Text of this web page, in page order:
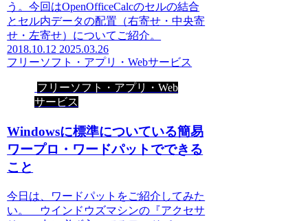
う。今回はOpenOfficeCalcのセルの結合
とセル内データの配置（右寄せ・中央寄
せ・左寄せ）についてご紹介。
2018.10.12 2025.03.26
フリーソフト・アプリ・Webサービス
フリーソフト・アプリ・Web
サービス
Windowsに標準についている簡易
ワープロ・ワードパットでできる
こと
今日は、ワードパットをご紹介してみた
い。 ウインドウズマシンの『アクセサ